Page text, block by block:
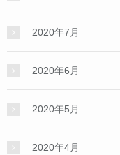
2020年7月
2020年6月
2020年5月
2020年4月